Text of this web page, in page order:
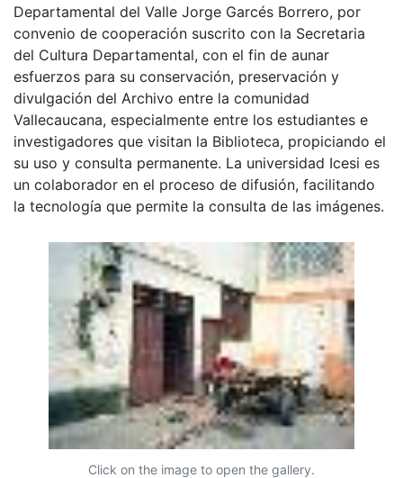
Departamental del Valle Jorge Garcés Borrero, por
convenio de cooperación suscrito con la Secretaria
del Cultura Departamental, con el fin de aunar
esfuerzos para su conservación, preservación y
divulgación del Archivo entre la comunidad
Vallecaucana, especialmente entre los estudiantes e
investigadores que visitan la Biblioteca, propiciando el
su uso y consulta permanente. La universidad Icesi es
un colaborador en el proceso de difusión, facilitando
la tecnología que permite la consulta de las imágenes.
Click on the image to open the gallery.